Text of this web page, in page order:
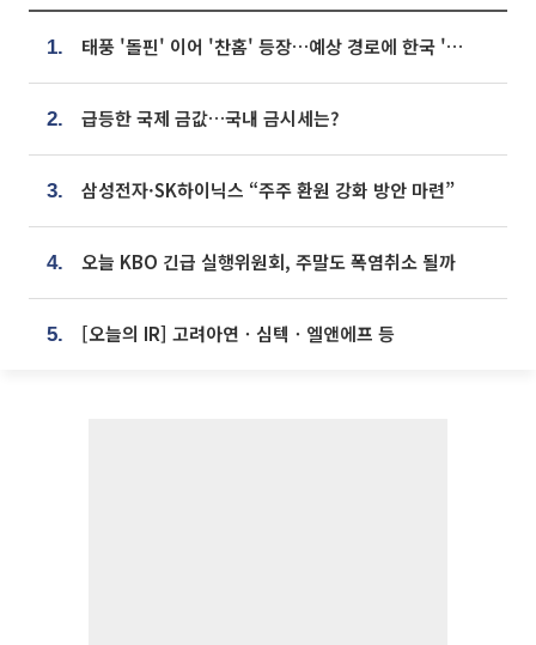
1. 태풍 '돌핀' 이어 '찬홈' 등장…예상 경로에 한국 '한숨'
2. 급등한 국제 금값…국내 금시세는?
3. 삼성전자·SK하이닉스 “주주 환원 강화 방안 마련”
4. 오늘 KBO 긴급 실행위원회, 주말도 폭염취소 될까
5. [오늘의 IR] 고려아연ㆍ심텍ㆍ엘앤에프 등